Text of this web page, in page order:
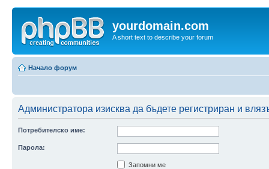
yourdomain.com
A short text to describe your forum
Начало форум
Администратора изисква да бъдете регистриран и
Потребителско име:
Парола:
Запомни ме